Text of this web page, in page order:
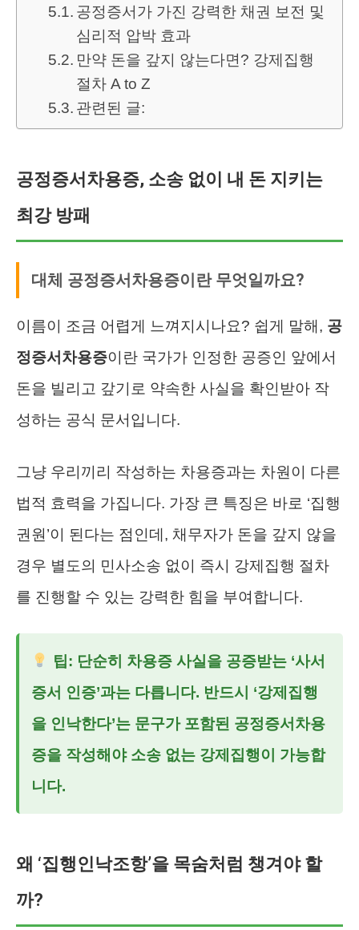
공정증서가 가진 강력한 채권 보전 및
심리적 압박 효과
만약 돈을 갚지 않는다면? 강제집행
절차 A to Z
관련된 글:
공정증서차용증, 소송 없이 내 돈 지키는
최강 방패
대체 공정증서차용증이란 무엇일까요?
이름이 조금 어렵게 느껴지시나요? 쉽게 말해, 공
정증서차용증이란 국가가 인정한 공증인 앞에서
돈을 빌리고 갚기로 약속한 사실을 확인받아 작
성하는 공식 문서입니다.
그냥 우리끼리 작성하는 차용증과는 차원이 다른
법적 효력을 가집니다. 가장 큰 특징은 바로 ‘집행
권원’이 된다는 점인데, 채무자가 돈을 갚지 않을
경우 별도의 민사소송 없이 즉시 강제집행 절차
를 진행할 수 있는 강력한 힘을 부여합니다.
팁: 단순히 차용증 사실을 공증받는 ‘사서
증서 인증’과는 다릅니다. 반드시 ‘강제집행
을 인낙한다’는 문구가 포함된 공정증서차용
증을 작성해야 소송 없는 강제집행이 가능합
니다.
왜 ‘집행인낙조항’을 목숨처럼 챙겨야 할
까?